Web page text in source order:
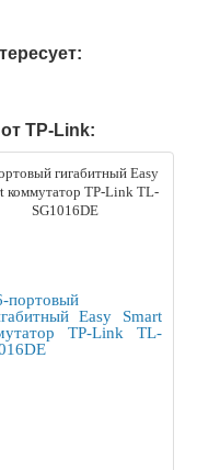
TP-Link:
гигабитный Easy
коммутатор TP-Link TL-
SG1016DE